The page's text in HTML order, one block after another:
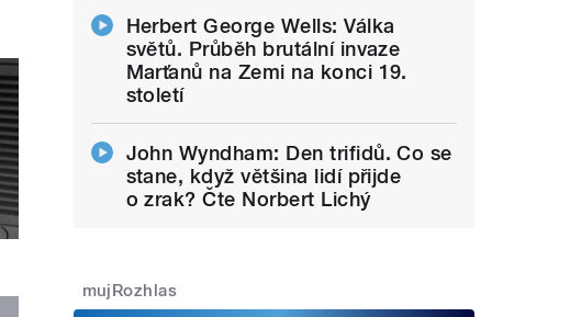
Herbert George Wells: Válka
světů. Průběh brutální invaze
Marťanů na Zemi na konci 19.
století
John Wyndham: Den trifidů. Co se
stane, když většina lidí přijde
o zrak? Čte Norbert Lichý
mujRozhlas